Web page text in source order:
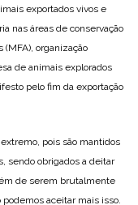
exportados vivos e
nas áreas de conservação
organização
de animais explorados
pelo fim da exportação
pois são mantidos
sendo obrigados a deitar
de serem brutalmente
aceitar mais isso.